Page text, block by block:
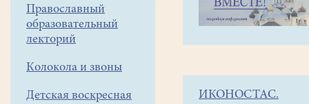
Православный
образовательный
лекторий
Колокола и звоны
Детская воскресная
4.04.
ИКОНОСТАС.